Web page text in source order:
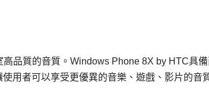
高品質的音質。Windows Phone 8X by HTC具
用者可以享受更優異的音樂、遊戲、影片的音